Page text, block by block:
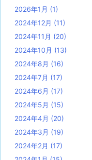
2026年1月 (1)
2024年12月 (11)
2024年11月 (20)
2024年10月 (13)
2024年8月 (16)
2024年7月 (17)
2024年6月 (17)
2024年5月 (15)
2024年4月 (20)
2024年3月 (19)
2024年2月 (17)